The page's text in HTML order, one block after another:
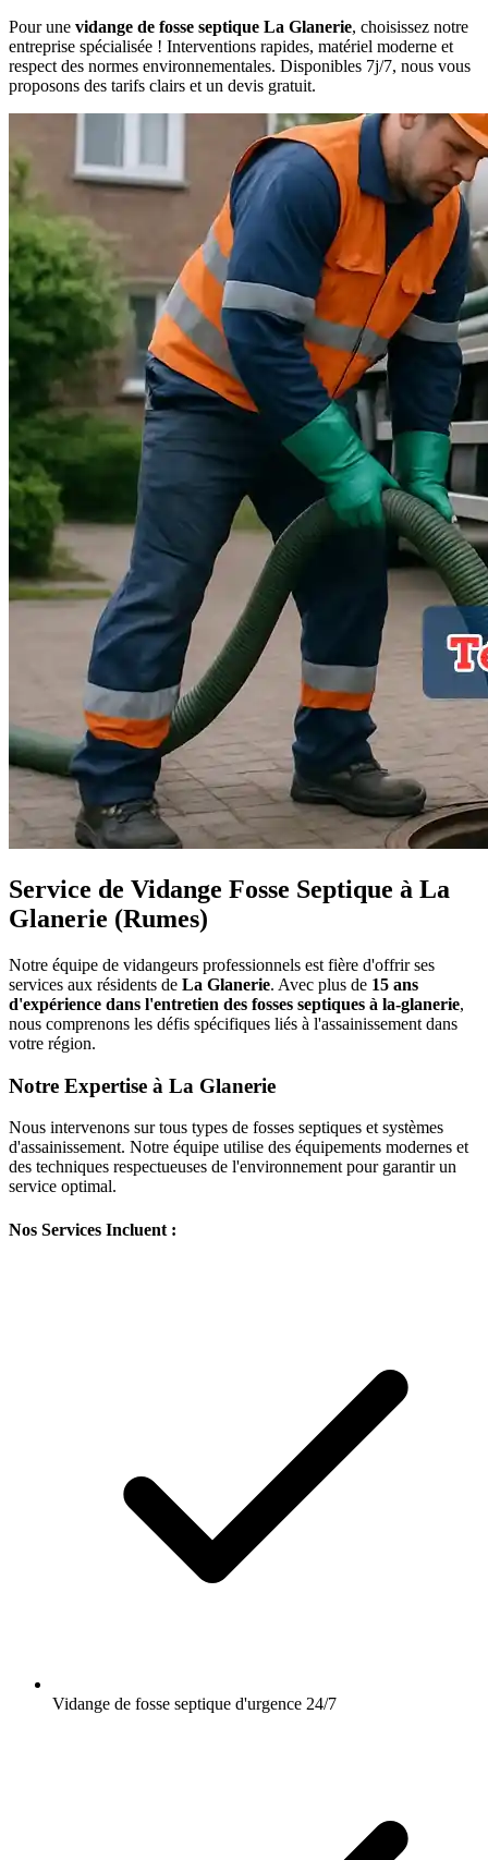
Pour une vidange de fosse septique La Glanerie, choisissez notre
entreprise spécialisée ! Interventions rapides, matériel moderne et
respect des normes environnementales. Disponibles 7j/7, nous vous
proposons des tarifs clairs et un devis gratuit.
Service de Vidange Fosse Septique à La
Glanerie (Rumes)
Notre équipe de vidangeurs professionnels est fière d'offrir ses
services aux résidents de La Glanerie. Avec plus de 15 ans
d'expérience dans l'entretien des fosses septiques à la-glanerie,
nous comprenons les défis spécifiques liés à l'assainissement dans
votre région.
Notre Expertise à La Glanerie
Nous intervenons sur tous types de fosses septiques et systèmes
d'assainissement. Notre équipe utilise des équipements modernes et
des techniques respectueuses de l'environnement pour garantir un
service optimal.
Nos Services Incluent :
Vidange de fosse septique d'urgence 24/7